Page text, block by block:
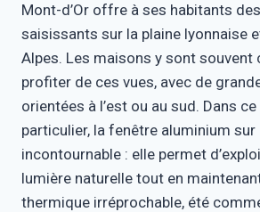
Mont-d’Or offre à ses habitants
saisissants sur la plaine lyonnaise
Alpes. Les maisons y sont
profiter de ces vues, avec de
orientées à l’est ou au sud. Dans
particulier, la fenêtre aluminium
incontournable : elle permet
lumière naturelle tout en
thermique irréprochable, été